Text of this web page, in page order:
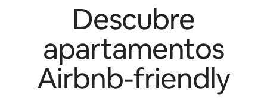
Descubre
apartamentos
Airbnb-friendly